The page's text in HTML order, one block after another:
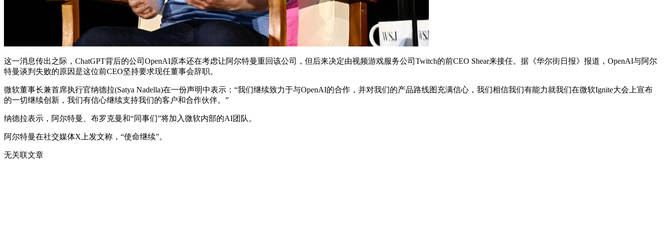
这一消息传出之际，ChatGPT背后的公司OpenAI原本还在考虑让阿尔特曼重回该公司，但后来决定由视频游戏服务公司Twitch的前CEO Shear来接任。据《华尔街日报》报道，OpenAI与阿尔
特曼谈判失败的原因是这位前CEO坚持要求现任董事会辞职。
微软董事长兼首席执行官纳德拉(Satya Nadella)在一份声明中表示：“我们继续致力于与OpenAI的合作，并对我们的产品路线图充满信心，我们相信我们有能力就我们在微软Ignite大会上宣布
的一切继续创新，我们有信心继续支持我们的客户和合作伙伴。”
纳德拉表示，阿尔特曼、布罗克曼和“同事们”将加入微软内部的AI团队。
阿尔特曼在社交媒体X上发文称，“使命继续”。
无关联文章